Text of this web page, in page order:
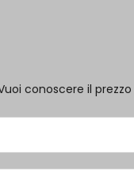
conoscere il